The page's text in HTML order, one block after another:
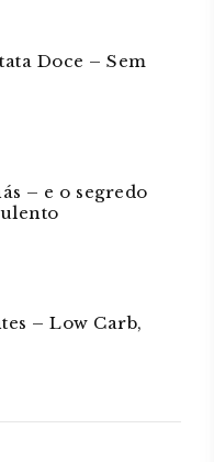
Doce – Sem
– e o segredo
– Low Carb,